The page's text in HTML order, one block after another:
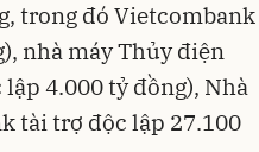
trong đó Vietcombank
nhà máy Thủy điện
4.000 tỷ đồng), Nhà
tài trợ độc lập 27.100